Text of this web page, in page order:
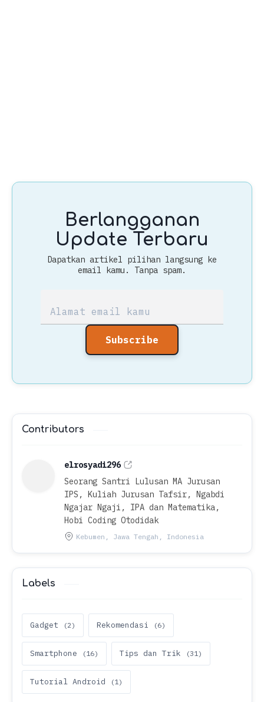
Berlangganan
Update Terbaru
Dapatkan artikel pilihan langsung ke
email kamu. Tanpa spam.
Subscribe
Contributors
elrosyadi296
Seorang Santri Lulusan MA Jurusan
IPS, Kuliah Jurusan Tafsir, Ngabdi
Ngajar Ngaji, IPA dan Matematika,
Hobi Coding Otodidak
Labels
Gadget Rekomendasi
Smartphone Tips dan Trik
Tutorial Android